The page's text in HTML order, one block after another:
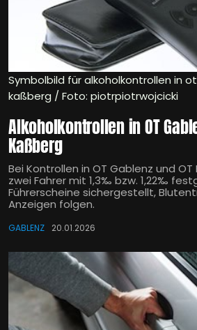
Symbolbild für alkoholkontrollen in
kaßberg / Foto: piotrpiotrwojcicki
Alkoholkontrollen in OT
Kaßberg
Bei Kontrollen in OT Gablenz und
zwei Fahrer mit 1,3‰ bzw. 1,22‰
Führerscheine sichergestellt,
Anzeigen folgen.
GABLENZ 20.01.2026